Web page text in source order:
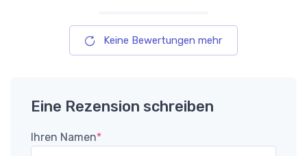
Keine Bewertungen mehr
Eine Rezension schreiben
Ihren Namen*